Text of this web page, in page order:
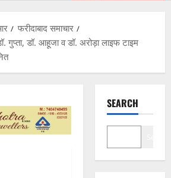
फरीदाबाद समाचार
गुप्ता, डॉ. आहूजा व डॉ. अरोड़ा लाइफ टाइम
SEARCH